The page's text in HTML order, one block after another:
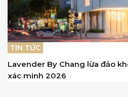
TIN TỨC
Lavender By Chang lừa đảo
xác minh 2026